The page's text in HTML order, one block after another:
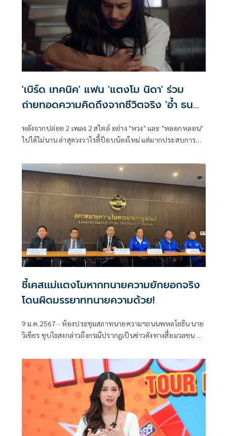
'เบิร์ด เทคนิค' แฟน 'แตงโม นิดา' ร่วม
ถ่ายทอดความคิดถึงจากชีวิตจริง 'อ้ำ ธน
หลังจากปล่อย 2 เพลง 2 สไตล์ อย่าง "หวง" และ "หลอกหลอน"
ไปได้ไม่นาน ล่าสุดวงวาไรตี้ป็อบน้องใหม่ แต่มากประสบการณ์
มาติดๆ กับ "95 (Days without you)" เพลงช้าสุดเศร้า สไตล์
อาร์แอนด์บี-ป็อบ
ชี้เคสเเม่เเตงโมหากทนายความยักยอกจริง
โดนผิดมรรยาททนายความด้วย!
9 ม.ค.2567 - ห้องประชุมสภาทนายความฯถนนพหลโยธิน นาย
วิเชียร ชุบไธสงกล่าวถึงกรณีปรากฎเป็นข่าวดังทางสื่อมวลชน ที่
ความต่อพนักงานสอบสวน สน.วังทองหลาง